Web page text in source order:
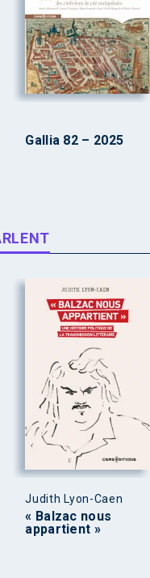
Gallia 82 – 2025
Judith Lyon-Caen
« Balzac nous
appartient »